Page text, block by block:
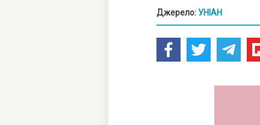
Джерело: УНІАН